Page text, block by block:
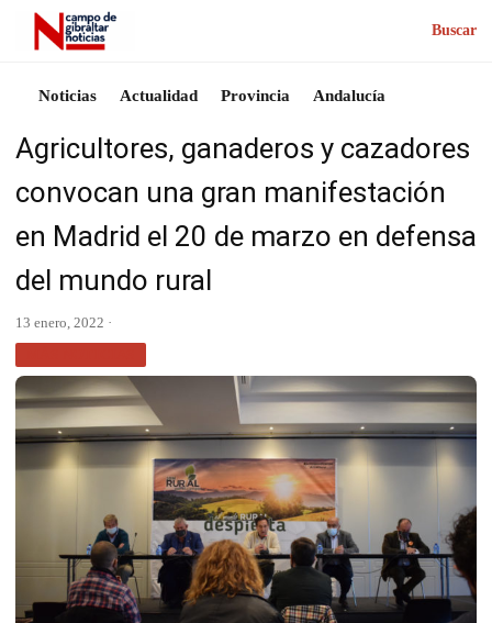
Buscar
Noticias Actualidad Provincia Andalucía
Agricultores, ganaderos y cazadores
convocan una gran manifestación
en Madrid el 20 de marzo en defensa
del mundo rural
13 enero, 2022 ·